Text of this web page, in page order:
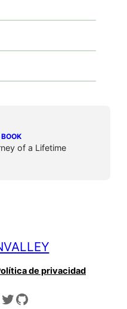
of a Lifetime
de privacidad
Twitter GitHub